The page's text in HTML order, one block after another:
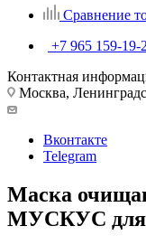
Сравнение
+7 965 159-19-
Контактная
Москва,
Вконтакте
Telegram
Маска
МУСКУС для